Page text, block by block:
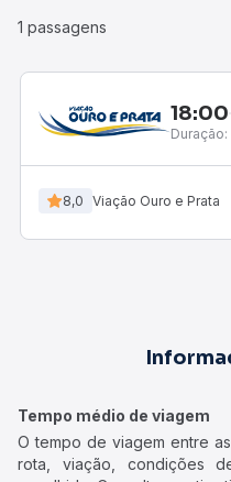
1 passagens
18:00
Duração:
8,0 Viação Ouro e Prata
Tempo médio de viagem
O tempo de viagem entre
rota, viação, condições